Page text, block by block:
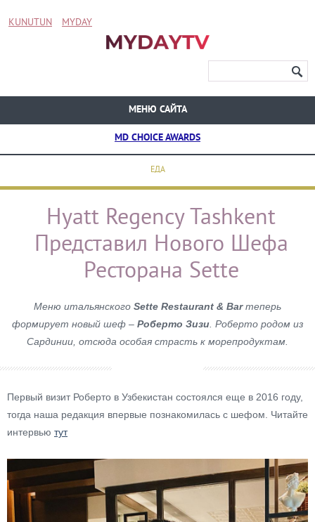
KUNUTUN MYDAY
МЕНЮ САЙТА
MD CHOICE AWARDS
ЕДА
Hyatt Regency Tashkent
Представил Нового Шефа
Ресторана Sette
Меню итальянского Sette Restaurant & Barтеперь
формирует новый шеф – Роберто Зизи. Роберто родом из
Сардинии, отсюда особая страсть к морепродуктам.
Первый визит Роберто в Узбекистан состоялся еще в 2016 году,
тогда наша редакция впервые познакомилась с шефом. Читайте
интервью тут